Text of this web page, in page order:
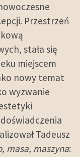
Przestrzeń
stała się
miejscem
nowy temat
wyzwanie
Tadeusz
masa, maszyna: